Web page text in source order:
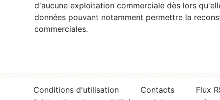
d'aucune exploitation commerciale dès lors
données pouvant notamment permettre la
commerciales.
Conditions d'utilisation Contacts
Flux